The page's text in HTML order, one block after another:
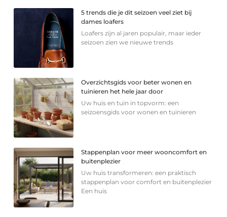
5 trends die je dit seizoen veel ziet bij
dames loafers
Loafers zijn al jaren populair, maar ieder
seizoen zien we nieuwe trends
Overzichtsgids voor beter wonen en
tuinieren het hele jaar door
Uw huis en tuin in topvorm: een
seizoensgids voor wonen en tuinieren
Stappenplan voor meer wooncomfort en
buitenplezier
Uw huis transformeren: een praktisch
stappenplan voor comfort en buitenplezier
Een huis